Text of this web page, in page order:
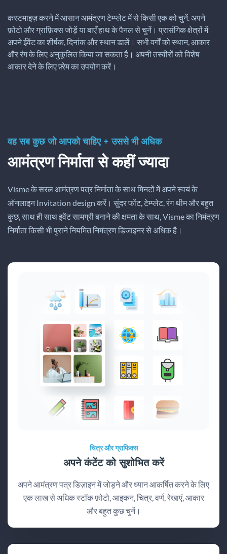
कस्टमाइज़ करने में आसान आमंत्रण टेम्प्लेट में से किसी एक को चुनें. अपने
फ़ोटो और ग्राफ़िक्स जोड़ें या बाएँ हाथ के पैनल से चुनें। प्रासंगिक क्षेत्रों में
अपने ईवेंट का शीर्षक, दिनांक और स्थान डालें। सभी वर्गों को स्थान, आकार
और रंग के लिए अनुकूलित किया जा सकता है। अपनी तस्वीरों को विशेष
आकार देने के लिए फ़्रेम का उपयोग करें।
वह सब कुछ जो आपको चाहिए + उससे भी अधिक
आमंत्रण निर्माता से कहीं ज्यादा
Visme के सरल आमंत्रण पत्र निर्माता के साथ मिनटों में अपने स्वयं के
ऑनलाइन Invitation design करें। सुंदर फोंट, टेम्प्लेट, रंग थीम और बहुत
कुछ, साथ ही साथ इवेंट सामग्री बनाने की क्षमता के साथ, Visme का निमंत्रण
निर्माता किसी भी पुराने नियमित निमंत्रण डिजाइनर से अधिक है।
चित्र और ग्राफिक्स
अपने कंटेंट को सुशोभित करें
अपने आमंत्रण पत्र डिज़ाइन में जोड़ने और ध्यान आकर्षित करने के लिए
एक लाख से अधिक स्टॉक फ़ोटो, आइकन, चित्र, वर्ण, रेखाएं, आकार
और बहुत कुछ चुनें।